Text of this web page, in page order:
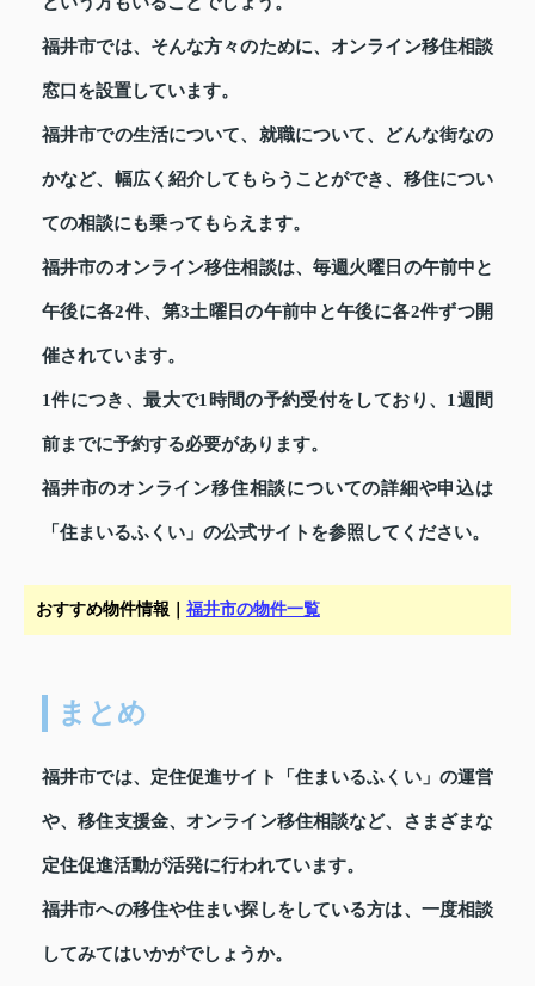
福井市では、そんな方々のために、オンライン移住相談
窓口を設置しています。
福井市での生活について、就職について、どんな街なの
かなど、幅広く紹介してもらうことができ、移住につい
ての相談にも乗ってもらえます。
福井市のオンライン移住相談は、毎週火曜日の午前中と
午後に各2件、第3土曜日の午前中と午後に各2件ずつ開
催されています。
1件につき、最大で1時間の予約受付をしており、1週間
前までに予約する必要があります。
福井市のオンライン移住相談についての詳細や申込は
「住まいるふくい」の公式サイトを参照してください。
おすすめ物件情報｜ 福井市の物件一覧
まとめ
福井市では、定住促進サイト「住まいるふくい」の運営
や、移住支援金、オンライン移住相談など、さまざまな
定住促進活動が活発に行われています。
福井市への移住や住まい探しをしている方は、一度相談
してみてはいかがでしょうか。